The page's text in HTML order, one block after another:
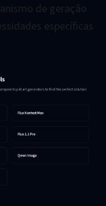
de geração
específicas